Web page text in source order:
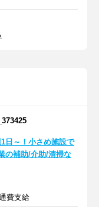
1日～！小さめ施設で
の補助/介助/清掃な
費支給